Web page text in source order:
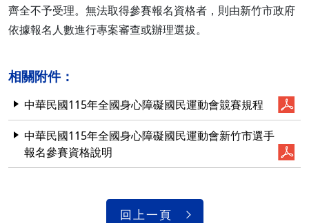
齊全不予受理。無法取得參賽報名資格者，則由新竹市政府
依據報名人數進行專案審查或辦理選拔。
相關附件：
中華民國115年全國身心障礙國民運動會競賽規程
中華民國115年全國身心障礙國民運動會新竹市選手
報名參賽資格說明
回上一頁